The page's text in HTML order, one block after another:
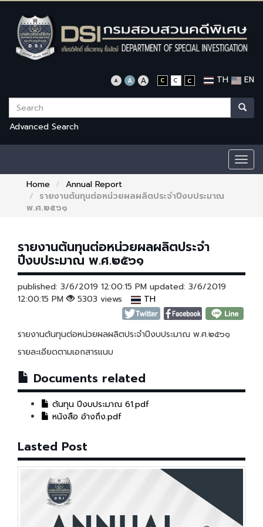
TH EN
Advanced Search
Home
Annual Report
รายงานต้นทุนต่อหน่วยผลผลิตประจำปีงบประมาณ
พ.ศ.๒๕๖๑
รายงานต้นทุนต่อหน่วยผลผลิตประจำ
ปีงบประมาณ พ.ศ.๒๕๖๑
published: 3/6/2019 12:00:15 PM updated: 3/6/2019
12:00:15 PM
5303 views TH
รายงานต้นทุนต่อหน่วยผลผลิตประจำปีงบประมาณ พ.ศ.๒๕๖๑
รายละเอียดตามเอกสารแนบ
Documents related
ต้นทุน ปีงบประมาณ 61.pdf
หนังสือ อ้างถึง.pdf
Lasted Post